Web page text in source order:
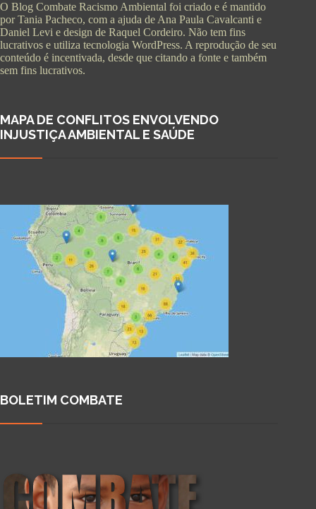
O Blog Combate Racismo Ambiental foi criado e é mantido
por Tania Pacheco, com a ajuda de Ana Paula Cavalcanti e
Daniel Levi e design de Raquel Cordeiro. Não tem fins
lucrativos e utiliza tecnologia WordPress. A reprodução de seu
conteúdo é incentivada, desde que citando a fonte e também
sem fins lucrativos.
MAPA DE CONFLITOS ENVOLVENDO
INJUSTIÇA AMBIENTAL E SAÚDE
BOLETIM COMBATE